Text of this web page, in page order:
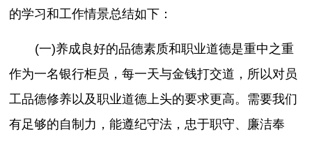
的学习和工作情景总结如下：
(一)养成良好的品德素质和职业道德是重中之重
作为一名银行柜员，每一天与金钱打交道，所以对员
工品德修养以及职业道德上头的要求更高。需要我们
有足够的自制力，能遵纪守法，忠于职守、廉洁奉